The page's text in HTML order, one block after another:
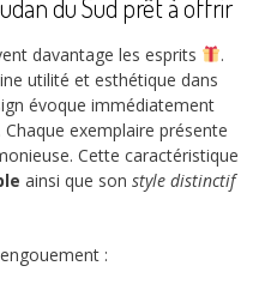
du Sud prêt à offrir
davantage les esprits
.
utilité et esthétique dans
évoque immédiatement
exemplaire présente
Cette caractéristique
ainsi que son style distinctif
: